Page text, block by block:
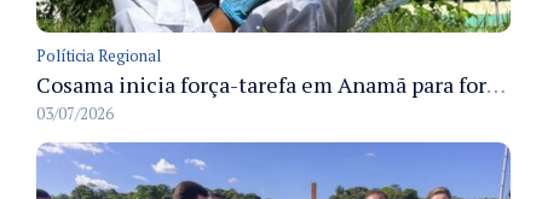
Políticia Regional
Cosama inicia força-tarefa em Anamã para fortalecer abastecimento de água e segurança hídrica da população
03/07/2026